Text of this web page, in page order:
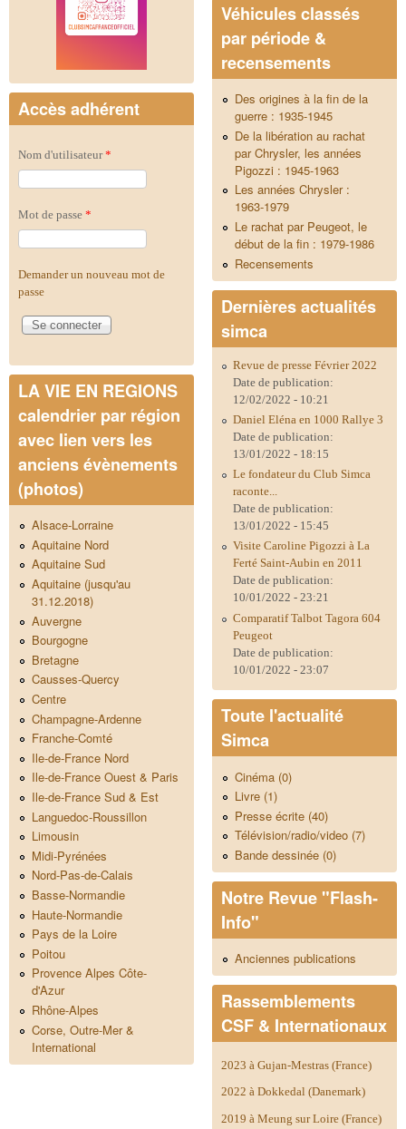
Accès adhérent
Nom d'utilisateur*
Mot de passe *
Demander un nouveau mot de
passe
LA VIE EN REGIONS
calendrier par région
avec lien vers les
anciens évènements
(photos)
Alsace-Lorraine
Aquitaine Nord
Aquitaine Sud
Aquitaine (jusqu'au
31.12.2018)
Auvergne
Bourgogne
Bretagne
Causses-Quercy
Centre
Champagne-Ardenne
Franche-Comté
Ile-de-France Nord
Ile-de-France Ouest & Paris
Ile-de-France Sud & Est
Languedoc-Roussillon
Limousin
Midi-Pyrénées
Nord-Pas-de-Calais
Basse-Normandie
Haute-Normandie
Pays de la Loire
Poitou
Provence Alpes Côte-
d'Azur
Rhône-Alpes
Corse, Outre-Mer &
International
Véhicules classés
par période &
recensements
Des origines à la fin de la
guerre : 1935-1945
De la libération au rachat
par Chrysler, les années
Pigozzi : 1945-1963
Les années Chrysler :
1963-1979
Le rachat par Peugeot, le
début de la fin : 1979-1986
Recensements
Dernières actualités
simca
Revue de presse Février 2022
Date de publication:
12/02/2022 - 10:21
Daniel Eléna en 1000 Rallye 3
Date de publication:
13/01/2022 - 18:15
Le fondateur du Club Simca
raconte...
Date de publication:
13/01/2022 - 15:45
Visite Caroline Pigozzi à La
Ferté Saint-Aubin en 2011
Date de publication:
10/01/2022 - 23:21
Comparatif Talbot Tagora 604
Peugeot
Date de publication:
10/01/2022 - 23:07
Toute l'actualité
Simca
Cinéma (0)
Livre (1)
Presse écrite (40)
Télévision/radio/video (7)
Bande dessinée (0)
Notre Revue "Flash-
Info"
Anciennes publications
Rassemblements
CSF & Internationaux
2023 à Gujan-Mestras (France)
2022 à Dokkedal (Danemark)
2019 à Meung sur Loire (France)